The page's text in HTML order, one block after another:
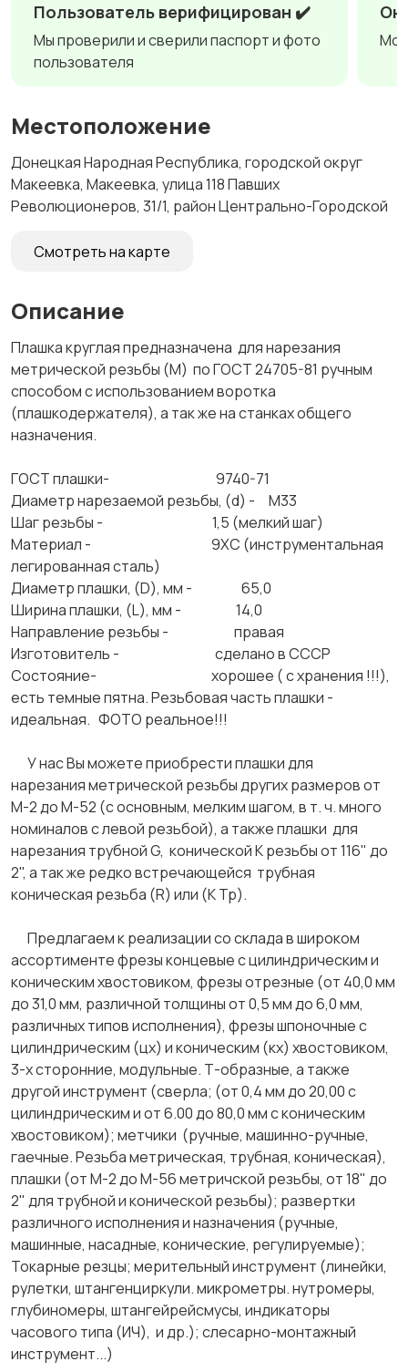
Пользователь верифицирован ✔️
Мы проверили и сверили паспорт и фото
пользователя
Местоположение
Донецкая Народная Республика, городской округ
Макеевка, Макеевка, улица 118 Павших
Революционеров, 31/1, район Центрально-Городской
Смотреть на карте
Описание
Плашка круглая предназначена для нарезания
метрической резьбы (М) по ГОСТ 24705-81 ручным
способом с использованием воротка
(плашкодержателя), а так же на станках общего
назначения.
ГОСТ плашки- 9740-71
Диаметр нарезаемой резьбы, (d) - М33
Шаг резьбы - 1,5 (мелкий шаг)
Материал - 9ХС (инструментальная
легированная сталь)
Диаметр плашки, (D), мм - 65,0
Ширина плашки, (L), мм - 14,0
Направление резьбы - правая
Изготовитель - сделано в СССР
Состояние- хорошее ( с хранения !!!),
есть темные пятна. Резьбовая часть плашки -
идеальная. ФОТО реальное!!!
У нас Вы можете приобрести плашки для
нарезания метрической резьбы других размеров от
М-2 до М-52 (с основным, мелким шагом, в т. ч. много
номиналов с левой резьбой), а также плашки для
нарезания трубной G, конической К резьбы от 116" до
2", а так же редко встречающейся трубная
коническая резьба (R) или (К Тр).
Предлагаем к реализации со склада в широком
ассортименте фрезы концевые с цилиндрическим и
коническим хвостовиком, фрезы отрезные (от 40,0 мм
до 31,0 мм, различной толщины от 0,5 мм до 6,0 мм,
различных типов исполнения), фрезы шпоночные с
цилиндрическим (цх) и коническим (кх) хвостовиком,
3-х сторонние, модульные. Т-образные, а также
другой инструмент (сверла; (от 0,4 мм до 20,00 с
цилиндрическим и от 6.00 до 80,0 мм с коническим
хвостовиком); метчики (ручные, машинно-ручные,
гаечные. Резьба метрическая, трубная, коническая),
плашки (от М-2 до М-56 метричской резьбы, от 18" до
2" для трубной и конической резьбы); развертки
различного исполнения и назначения (ручные,
машинные, насадные, конические, регулируемые);
Токарные резцы; мерительный инструмент (линейки,
рулетки, штангенциркули. микрометры. нутромеры,
глубиномеры, штангейрейсмусы, индикаторы
часового типа (ИЧ), и др.); слесарно-монтажный
инструмент...)